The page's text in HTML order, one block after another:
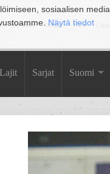
sosiaalisen
Näytä tiedot
Kouvola Kuopio Lahti
Lajit Sarjat Suomi